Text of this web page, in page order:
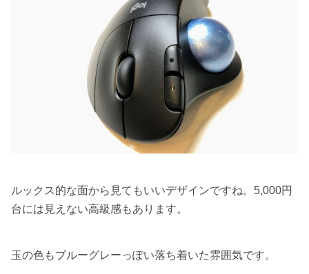
ルックス的な面から見てもいいデザインですね。5,000円
台には見えない高級感もあります。
玉の色もブルーグレーっぽい落ち着いた雰囲気です。